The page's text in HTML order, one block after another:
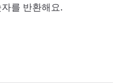
를 반환해요.